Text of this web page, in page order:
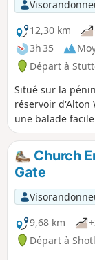
12,30 km
3h 35
Départ à
Situé sur la
réservoir d'Alton
une balade
un circuit en
pas vraiment
l'eau sur ta
marcher ! La
prairies
au nord du
change tout au
l'ensemble, c'est
de jolis
Church
Gate
9,68 km
Départ à